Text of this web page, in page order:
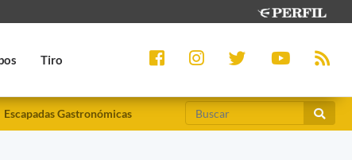
Tiro
Escapadas Gastronómicas